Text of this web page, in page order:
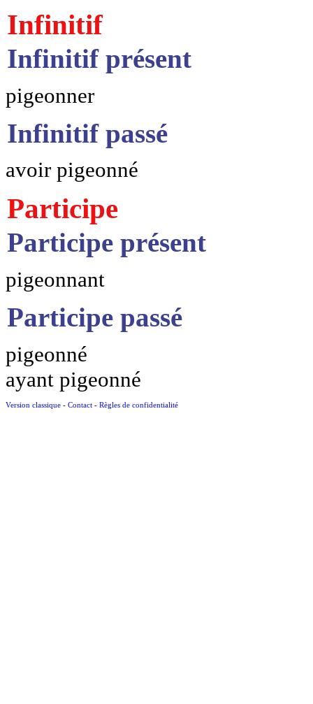
Infinitif
Infinitif présent
pigeonner
Infinitif passé
avoir pigeonné
Participe
Participe présent
pigeonnant
Participe passé
pigeonné
ayant pigeonné
Version classique - Contact - Règles de confidentialité